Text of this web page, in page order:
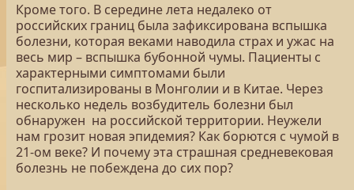
Кроме того. В середине лета недалеко от
российских границ была зафиксирована вспышка
болезни, которая веками наводила страх и ужас на
весь мир – вспышка бубонной чумы. Пациенты с
характерными симптомами были
госпитализированы в Монголии и в Китае. Через
несколько недель возбудитель болезни был
обнаружен на российской территории. Неужели
нам грозит новая эпидемия? Как борются с чумой в
21-ом веке? И почему эта страшная средневековая
болезнь не побеждена до сих пор?